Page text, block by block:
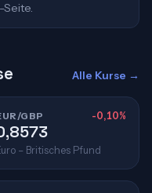
Alle Kurse →
GBP -0,10%
– Britisches Pfund